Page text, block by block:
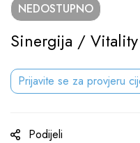
NEDOSTUPNO
Sinergija /
Prijavite se za provjeru
Podijeli